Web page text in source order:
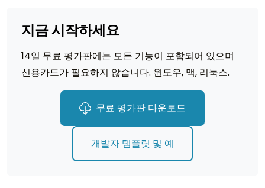
지금 시작하세요
14일 무료 평가판에는 모든 기능이 포함되어 있으며
신용카드가 필요하지 않습니다. 윈도우, 맥, 리눅스.
무료 평가판 다운로드
개발자 템플릿 및 예